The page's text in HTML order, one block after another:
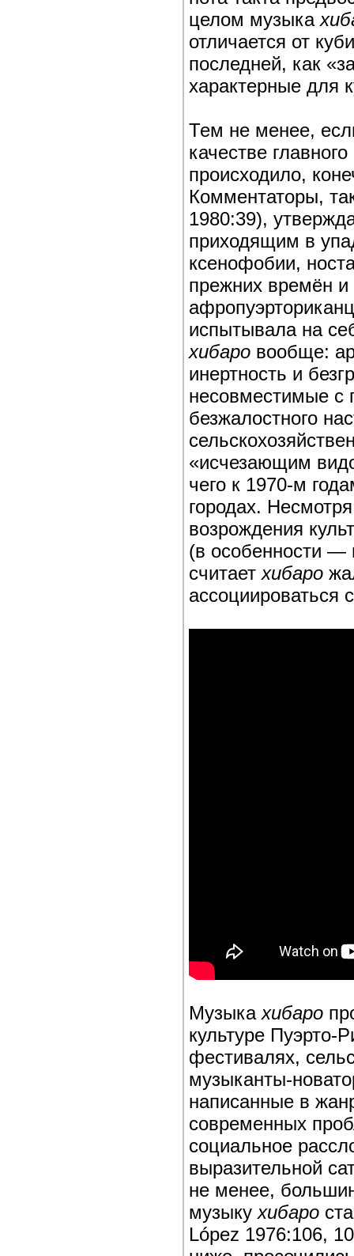
целом музыка
отличается от
последней, как
характерные для
Тем не менее,
качестве
происходило,
Комментаторы,
1980:39),
приходящим в
ксенофобии,
прежних времён и
испытывала на
хибаро вообще:
инертность и
несовместимые
безжалостного
«исчезающим
чего к 1970-м
городах.
возрождения
(в особенности —
считает хибаро
ассоциироваться
Музыка хибаро
культуре Пуэрто-
фестивалях,
музыканты-
написанные в
современных
социальное
выразительной
не менее,
музыку хибаро
López 1976:106,